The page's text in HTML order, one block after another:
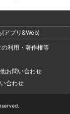
(アプリ&Web)
利用・著作権等
お問い合わせ
合わせ